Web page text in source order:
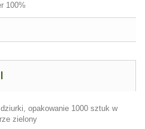
100%
opakowanie 1000 sztuk w
zielony